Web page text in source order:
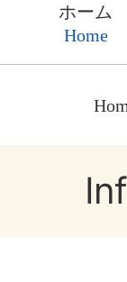
ホーム
Home